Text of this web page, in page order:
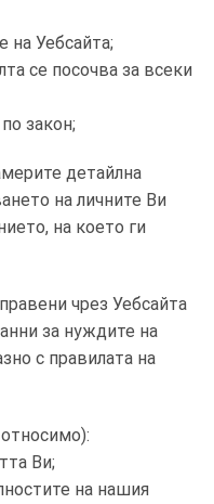
на Уебсайта;
се посочва за всеки
закон;
детайлна
на личните Ви
на което ги
чрез Уебсайта
за нуждите на
с правилата на
Ви;
на нашия